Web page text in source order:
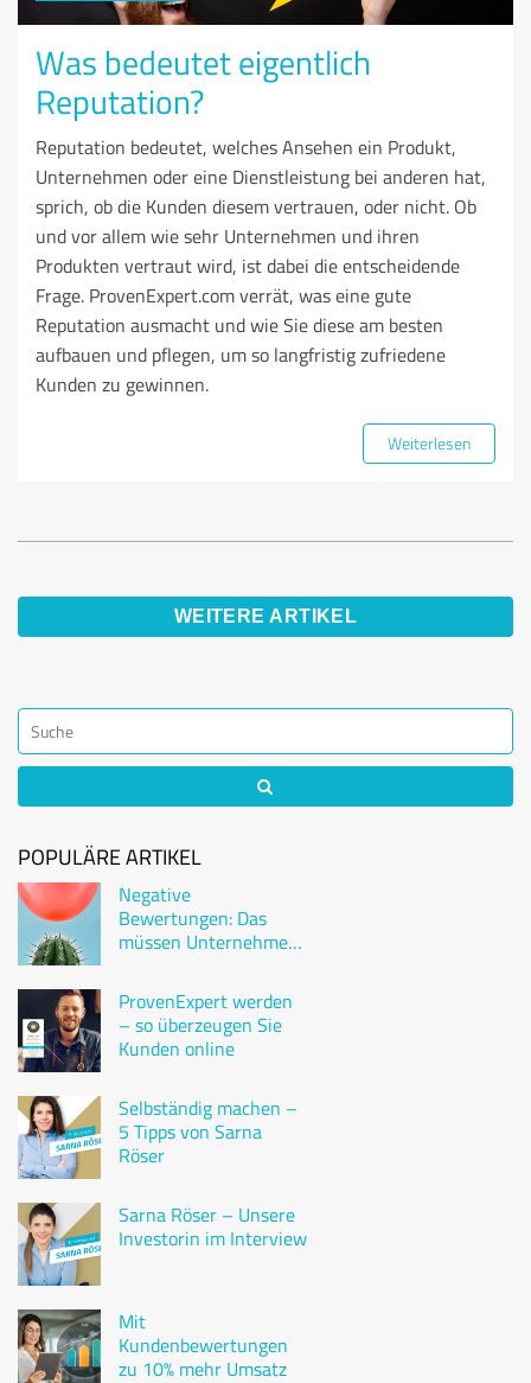
Was bedeutet eigentlich
Reputation?
Reputation bedeutet, welches Ansehen ein Produkt,
Unternehmen oder eine Dienstleistung bei anderen hat,
sprich, ob die Kunden diesem vertrauen, oder nicht. Ob
und vor allem wie sehr Unternehmen und ihren
Produkten vertraut wird, ist dabei die entscheidende
Frage. ProvenExpert.com verrät, was eine gute
Reputation ausmacht und wie Sie diese am besten
aufbauen und pflegen, um so langfristig zufriedene
Kunden zu gewinnen.
Weiterlesen
WEITERE ARTIKEL
POPULÄRE ARTIKEL
Negative
Bewertungen: Das
müssen Unternehmen
ProvenExpert werden
– so überzeugen Sie
Kunden online
Selbständig machen –
5 Tipps von Sarna
Röser
Sarna Röser – Unsere
Investorin im Interview
Mit
Kundenbewertungen
zu 10% mehr Umsatz